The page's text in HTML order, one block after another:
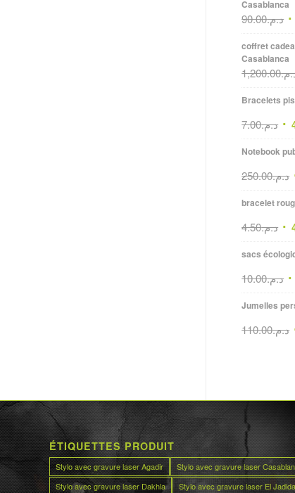
Casablanca
د.م.90.00
coffret
Casablanca
1,200.00
Bracelets
د.م.7.00
Notebook
د.م.250.00
bracelet
د.م.4.50
sacs
د.م.10.00
Jumelles
د.م.110.00
ÉTIQUETTES PRODUIT
Stylo avec gravure laser Agadir
Stylo avec gravure laser
Stylo avec gravure laser Dakhla
Stylo avec gravure laser El Jadida